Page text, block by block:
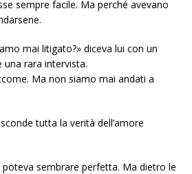
sempre facile. Ma perché avevano
mai litigato?» diceva lui con un
rara intervista.
Ma non siamo mai andati a
tutta la verità dell’amore
poteva sembrare perfetta. Ma dietro le